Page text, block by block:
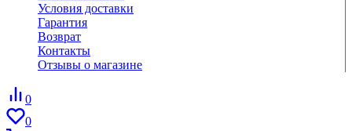
Условия доставки
Гарантия
Возврат
Контакты
Отзывы о магазине
0
0